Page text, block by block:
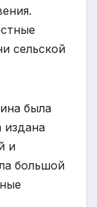
сельской
была
издана
и
большой